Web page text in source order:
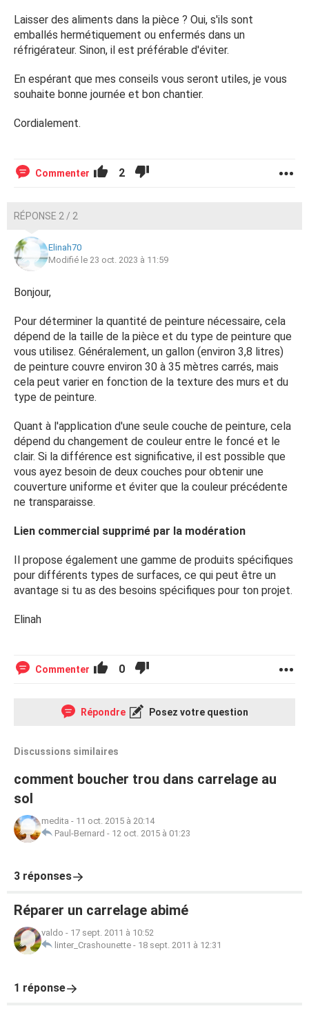
Laisser des aliments dans la pièce ? Oui, s'ils sont
emballés hermétiquement ou enfermés dans un
réfrigérateur. Sinon, il est préférable d'éviter.
En espérant que mes conseils vous seront utiles, je vous
souhaite bonne journée et bon chantier.
Cordialement.
Commenter 2
RÉPONSE 2 / 2
Elinah70
Modifié le 23 oct. 2023 à 11:59
Bonjour,
Pour déterminer la quantité de peinture nécessaire, cela
dépend de la taille de la pièce et du type de peinture que
vous utilisez. Généralement, un gallon (environ 3,8 litres)
de peinture couvre environ 30 à 35 mètres carrés, mais
cela peut varier en fonction de la texture des murs et du
type de peinture.
Quant à l'application d'une seule couche de peinture, cela
dépend du changement de couleur entre le foncé et le
clair. Si la différence est significative, il est possible que
vous ayez besoin de deux couches pour obtenir une
couverture uniforme et éviter que la couleur précédente
ne transparaisse.
Lien commercial supprimé par la modération
Il propose également une gamme de produits spécifiques
pour différents types de surfaces, ce qui peut être un
avantage si tu as des besoins spécifiques pour ton projet.
Elinah
Commenter 0
Répondre Posez votre question
Discussions similaires
comment boucher trou dans carrelage au
sol
medita - 11 oct. 2015 à 20:14
Paul-Bernard - 12 oct. 2015 à 01:23
3 réponses
Réparer un carrelage abimé
valdo - 17 sept. 2011 à 10:52
linter_Crashounette - 18 sept. 2011 à 12:31
1 réponse